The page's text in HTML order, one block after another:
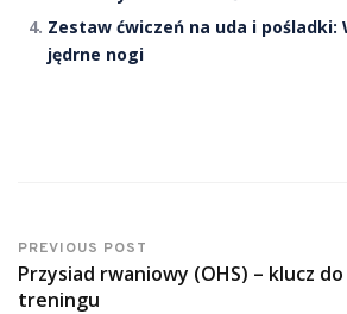
Zestaw ćwiczeń na uda i pośladki:
jędrne nogi
PREVIOUS POST
Przysiad rwaniowy (OHS) – klucz
treningu